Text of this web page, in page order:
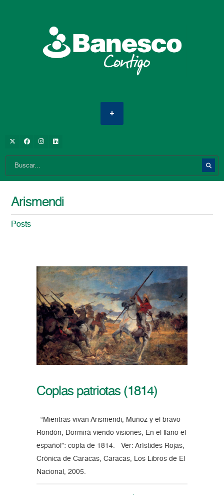
Arismendi
Posts
Coplas patriotas (1814)
“Mientras vivan Arismendi, Muñoz y el bravo
Rondón, Dormirá viendo visiones, En el llano el
español”: copla de 1814. Ver: Arístides Rojas,
Crónica de Caracas, Caracas, Los Libros de El
Nacional, 2005.